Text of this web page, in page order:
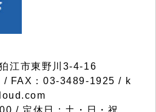
江市東野川3-4-16
FAX：03-3489-1925 / k
/ 定休日：土・日・祝